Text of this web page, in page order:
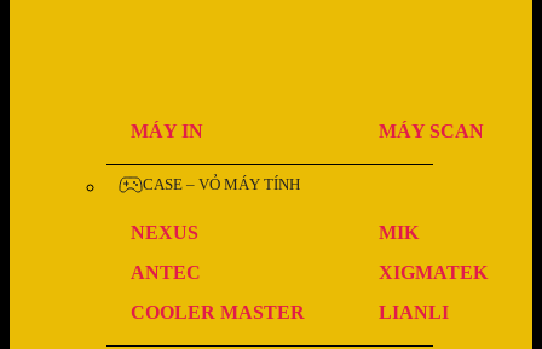
MÁY IN MÁY SCAN
CASE – VỎ MÁY TÍNH
NEXUS
MIK
ANTEC
XIGMATEK
COOLER MASTER
LIANLI